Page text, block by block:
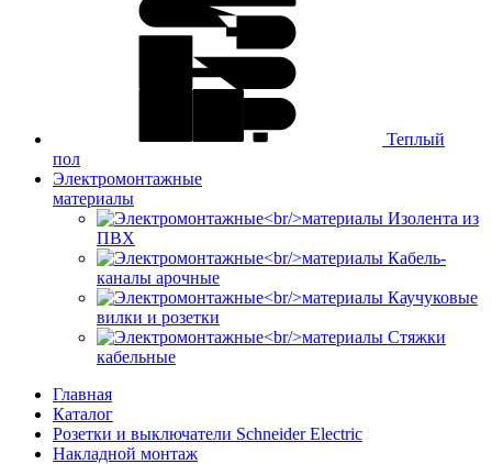
Теплый
пол
Электромонтажные
материалы
Изолента из
ПВХ
Кабель-
каналы арочные
Каучуковые
вилки и розетки
Стяжки
кабельные
Главная
Каталог
Розетки и выключатели Schneider Electric
Накладной монтаж